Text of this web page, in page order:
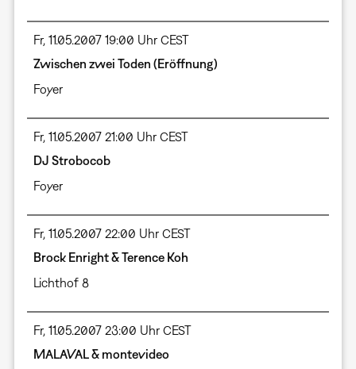
Fr, 11.05.2007 19:00 Uhr CEST
Zwischen zwei Toden (Eröffnung)
Foyer
Fr, 11.05.2007 21:00 Uhr CEST
DJ Strobocob
Foyer
Fr, 11.05.2007 22:00 Uhr CEST
Brock Enright & Terence Koh
Lichthof 8
Fr, 11.05.2007 23:00 Uhr CEST
MALAVAL & montevideo